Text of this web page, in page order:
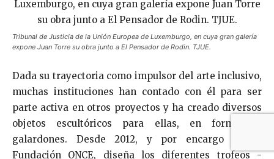
Tribunal de Justicia de la Unión Europea de Luxemburgo, en cuya gran galería
expone Juan Torre su obra junto a El Pensador de Rodin. TJUE.
Dada su trayectoria como impulsor del arte inclusivo,
muchas instituciones han contado con él para ser
parte activa en otros proyectos y ha creado diversos
objetos escultóricos para ellas, en forma de
galardones. Desde 2012, y por encargo de la
Fundación ONCE, diseña los diferentes trofeos -